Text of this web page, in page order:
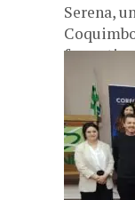
Serena,
formativo